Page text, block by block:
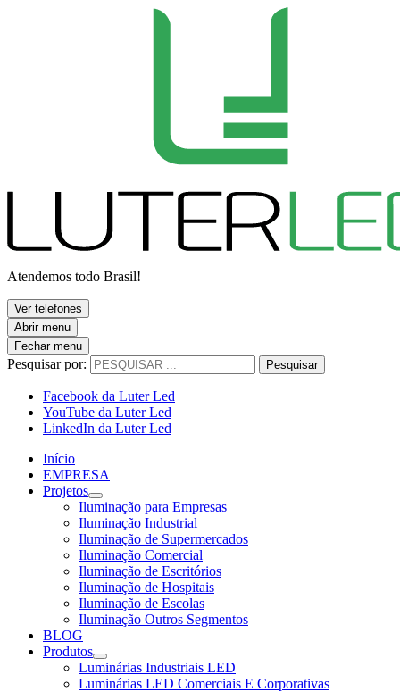
Atendemos todo Brasil!
Ver telefones
Abrir menu
Fechar menu
Pesquisar por: Pesquisar
Facebook da Luter Led
YouTube da Luter Led
LinkedIn da Luter Led
Início
EMPRESA
Projetos
Iluminação para Empresas
Iluminação Industrial
Iluminação de Supermercados
Iluminação Comercial
Iluminação de Escritórios
Iluminação de Hospitais
Iluminação de Escolas
Iluminação Outros Segmentos
BLOG
Produtos
Luminárias Industriais LED
Luminárias LED Comerciais E Corporativas